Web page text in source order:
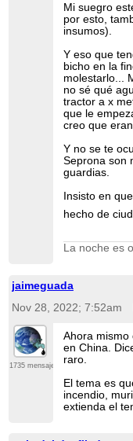
Mi suegro
por esto,
insumos).
Y eso que
bicho en la
molestarlo...
no sé qué
tractor a x
que le
creo que
Y no se te
Seprona son
guardias.
Insisto en
hecho de
La noche es
jaimeguada
Nov 28, 2022; 7:52am
1735 mensajes
Ahora mismo
en China.
raro.
El tema es
incendio,
extienda el